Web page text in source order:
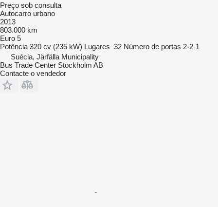
Preço sob consulta
Autocarro urbano
2013
803.000 km
Euro 5
Potência 320 cv (235 kW) Lugares 32 Número de portas 2-2-1
Suécia, Järfälla Municipality
Bus Trade Center Stockholm AB
Contacte o vendedor